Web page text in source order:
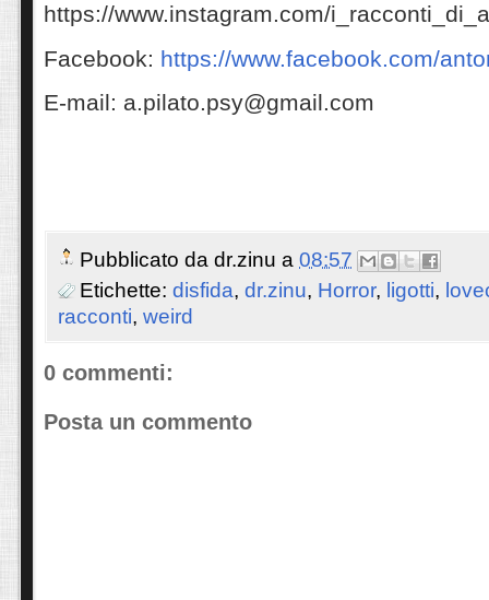
https://www.instagram.com/
Facebook: https://www.facebook.com/
E-mail: a.pilato.psy@gmail.com
Pubblicato da dr.zinu a 08:57
Etichette: disfida, dr.zinu, Horror, ligotti,
racconti, weird
0 commenti:
Posta un commento